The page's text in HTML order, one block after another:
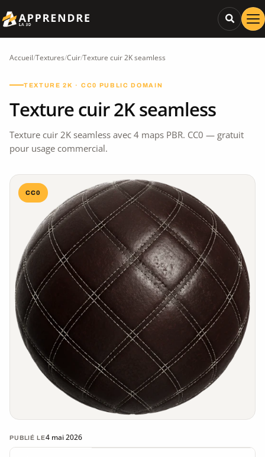
Accueil/Textures/Cuir/Texture cuir 2K seamless
TEXTURE 2K · CC0 PUBLIC DOMAIN
Texture cuir 2K seamless
Texture cuir 2K seamless avec 4 maps PBR. CC0 — gratuit
pour usage commercial.
CC0
PUBLIÉ LE4 mai 2026